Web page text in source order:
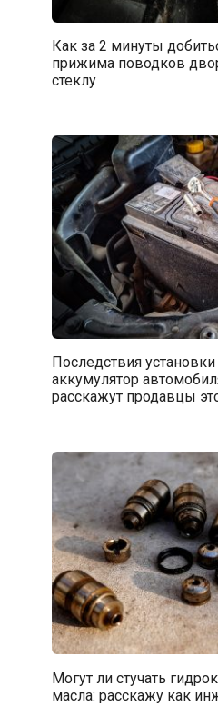
Как за 2 минуты
прижима поводков
стеклу
Последствия
аккумулятор
расскажут продавцы
Могут ли стучать
масла: расскажу как